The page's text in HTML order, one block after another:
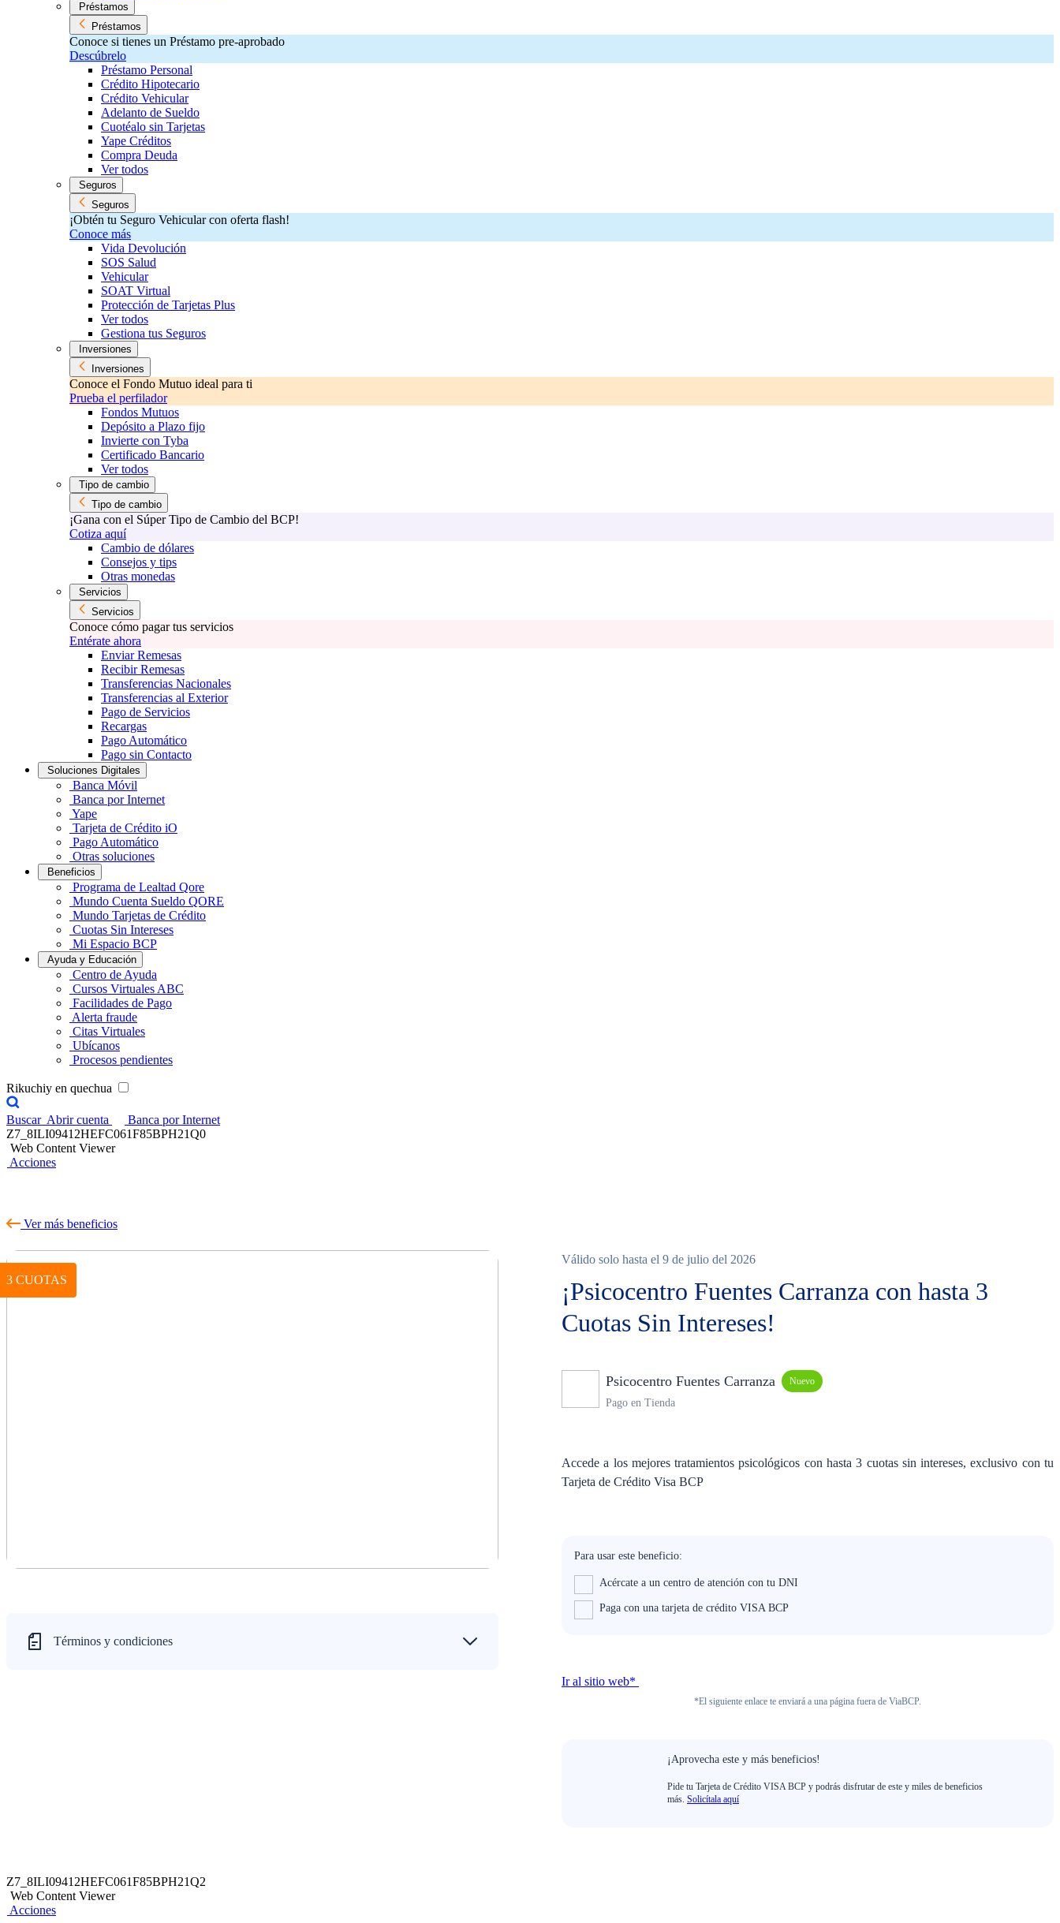
Préstamos
Préstamos
Conoce si tienes un Préstamo pre-aprobado
Descúbrelo
Préstamo Personal
Crédito Hipotecario
Crédito Vehicular
Adelanto de Sueldo
Cuotéalo sin Tarjetas
Yape Créditos
Compra Deuda
Ver todos
Seguros
Seguros
¡Obtén tu Seguro Vehicular con oferta flash!
Conoce más
Vida Devolución
SOS Salud
Vehicular
SOAT Virtual
Protección de Tarjetas Plus
Ver todos
Gestiona tus Seguros
Inversiones
Inversiones
Conoce el Fondo Mutuo ideal para ti
Prueba el perfilador
Fondos Mutuos
Depósito a Plazo fijo
Invierte con Tyba
Certificado Bancario
Ver todos
Tipo de cambio
Tipo de cambio
¡Gana con el Súper Tipo de Cambio del BCP!
Cotiza aquí
Cambio de dólares
Consejos y tips
Otras monedas
Servicios
Servicios
Conoce cómo pagar tus servicios
Entérate ahora
Enviar Remesas
Recibir Remesas
Transferencias Nacionales
Transferencias al Exterior
Pago de Servicios
Recargas
Pago Automático
Pago sin Contacto
Soluciones Digitales
Banca Móvil
Banca por Internet
Yape
Tarjeta de Crédito iO
Pago Automático
Otras soluciones
Beneficios
Programa de Lealtad Qore
Mundo Cuenta Sueldo QORE
Mundo Tarjetas de Crédito
Cuotas Sin Intereses
Mi Espacio BCP
Ayuda y Educación
Centro de Ayuda
Cursos Virtuales ABC
Facilidades de Pago
Alerta fraude
Citas Virtuales
Ubícanos
Procesos pendientes
Rikuchiy en quechua
Buscar Abrir cuenta
Banca por Internet
Z7_8ILI09412HEFC061F85BPH21Q0
Web Content Viewer
Acciones
Ver más beneficios
3 CUOTAS
Términos y condiciones
Válido solo hasta el 9 de julio del 2026
¡Psicocentro Fuentes Carranza con hasta 3
Cuotas Sin Intereses!
Psicocentro Fuentes Carranza Nuevo
Pago en Tienda
Accede a los mejores tratamientos psicológicos con hasta 3 cuotas sin intereses, exclusivo con tu
Tarjeta de Crédito Visa BCP
Para usar este beneficio:
Acércate a un centro de atención con tu DNI
Paga con una tarjeta de crédito VISA BCP
Ir al sitio web*
*El siguiente enlace te enviará a una página fuera de ViaBCP.
¡Aprovecha este y más beneficios!
Pide tu Tarjeta de Crédito VISA BCP y podrás disfrutar de este y miles de beneficios
más. Solicítala aquí
Z7_8ILI09412HEFC061F85BPH21Q2
Web Content Viewer
Acciones